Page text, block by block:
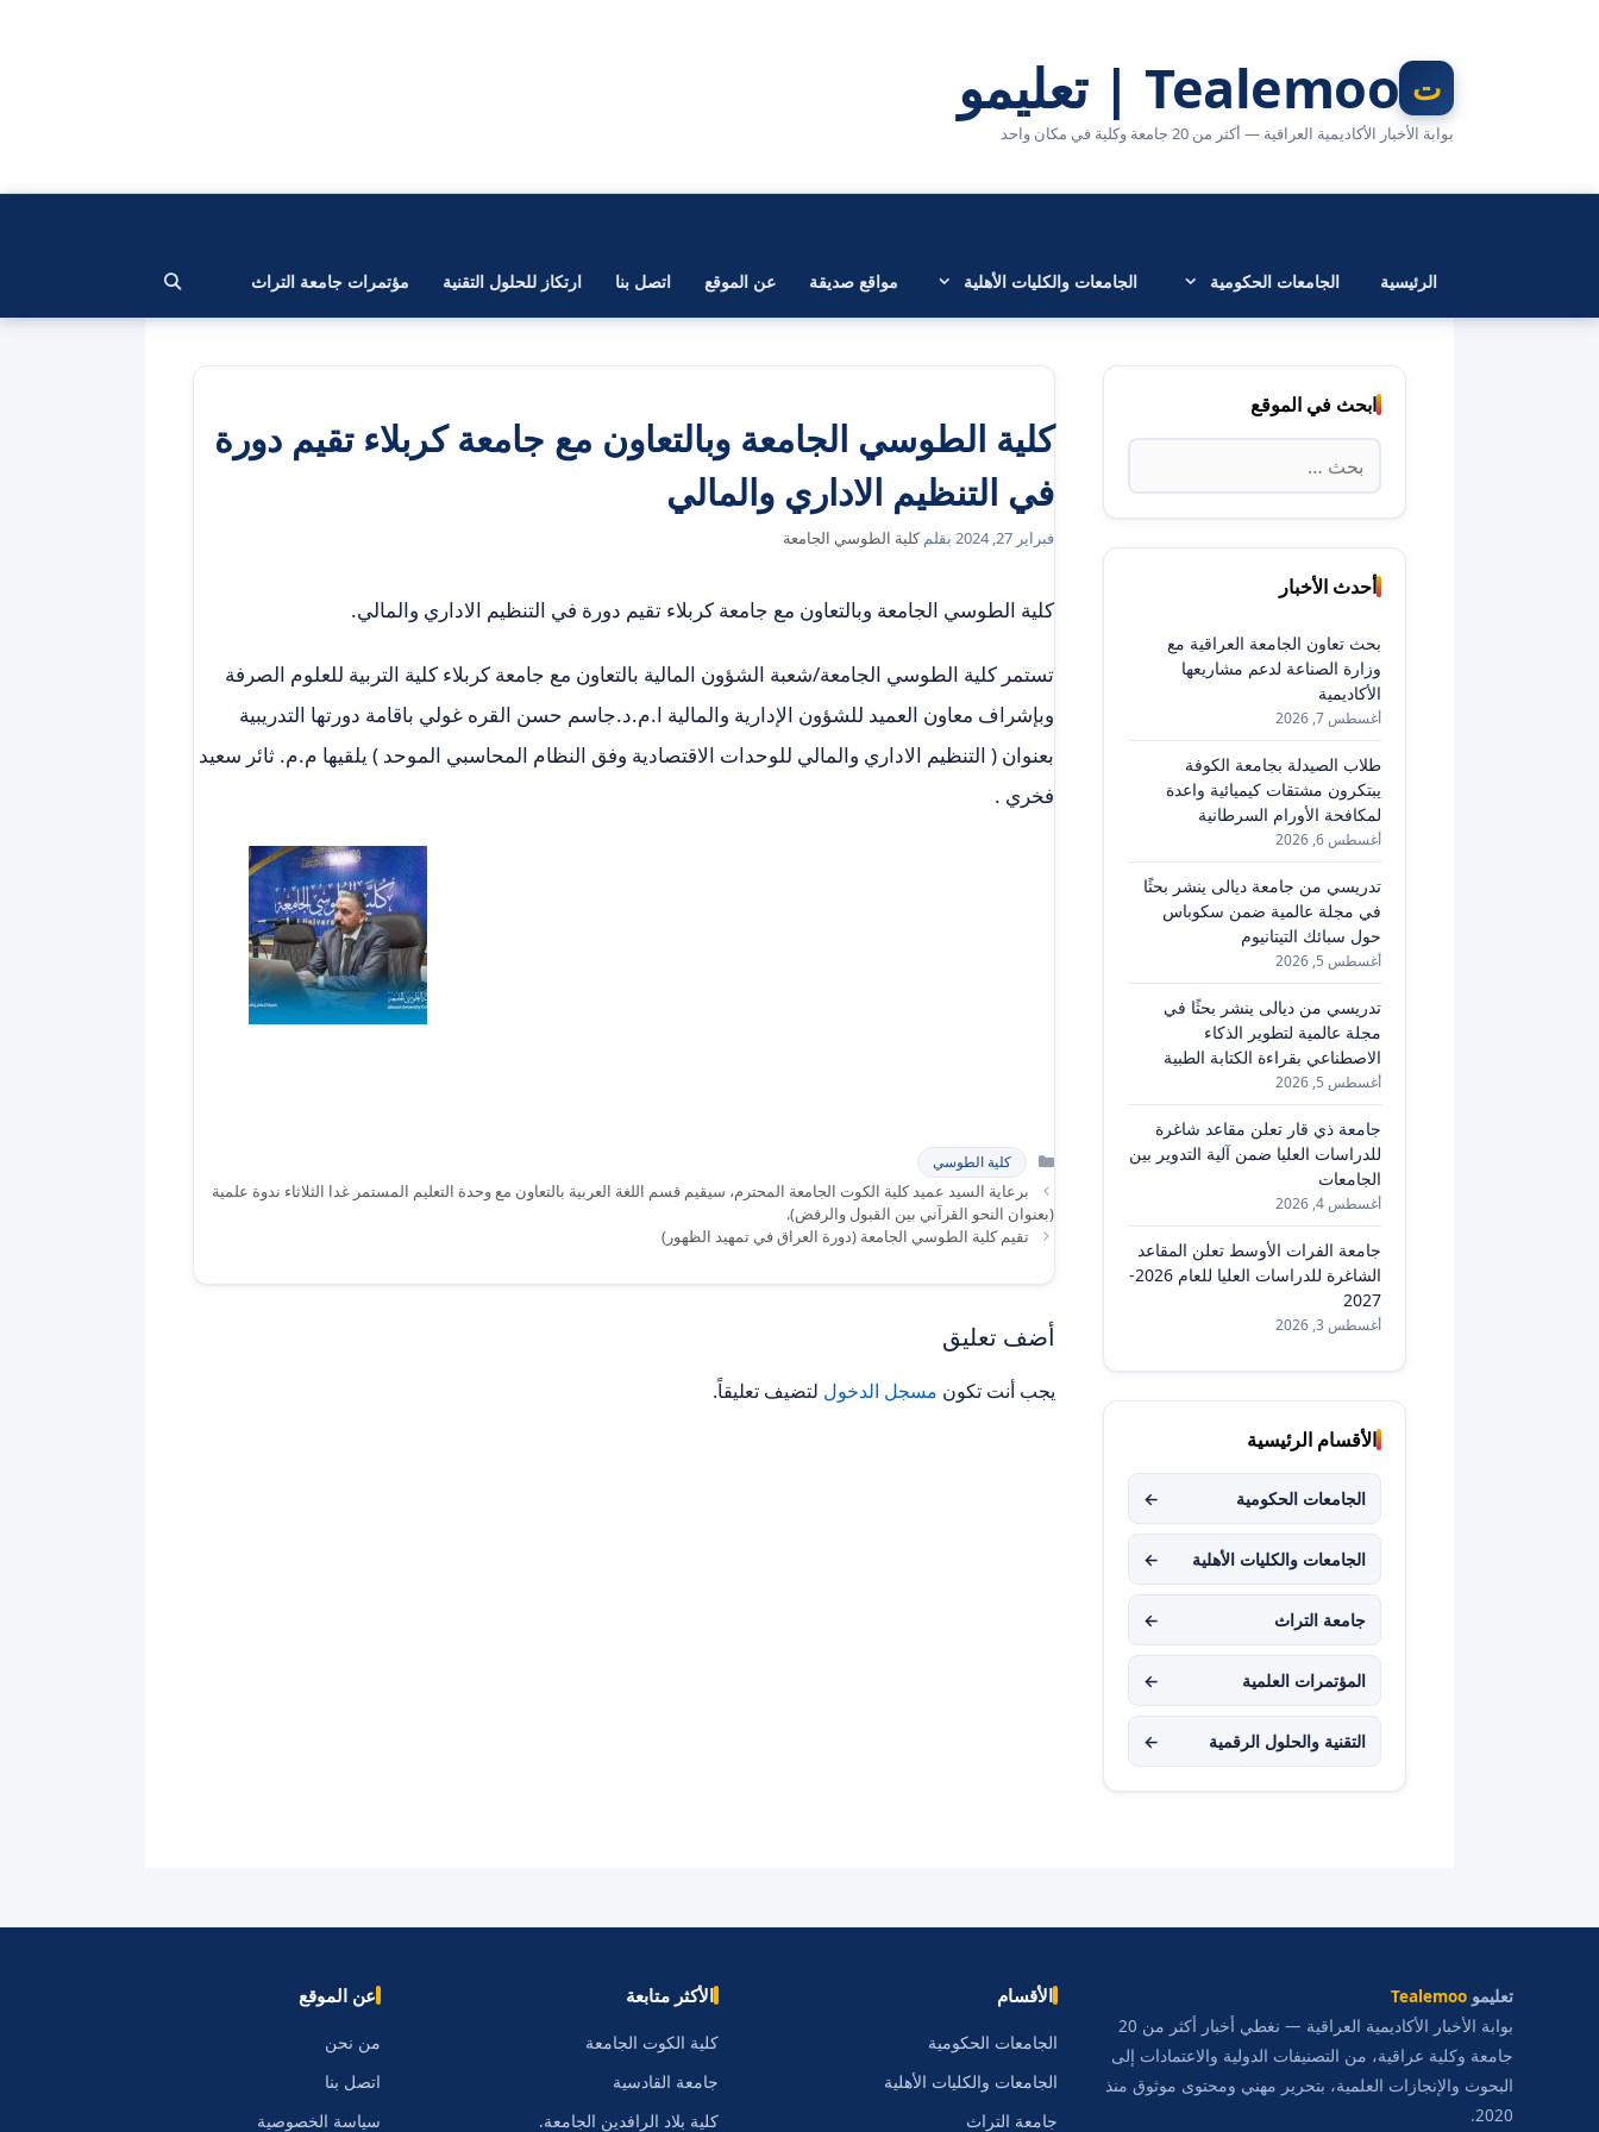
Tealemoo | تعليمو
بوابة الأخبار الأكاديمية العراقية — أكثر من 20 جامعة وكلية في مكان واحد
الرئيسية الجامعات الحكومية الجامعات والكليات الأهلية مواقع صديقة عن الموقع اتصل بنا ارتكاز للحلول التقنية مؤتمرات جامعة التراث
كلية الطوسي الجامعة وبالتعاون مع جامعة كربلاء تقيم دورة
في التنظيم الاداري والمالي
فبراير 27, 2024 بقلمكلية الطوسي الجامعة
كلية الطوسي الجامعة وبالتعاون مع جامعة كربلاء تقيم دورة في التنظيم الاداري والمالي.
تستمر كلية الطوسي الجامعة/شعبة الشؤون المالية بالتعاون مع جامعة كربلاء كلية التربية للعلوم الصرفة
وبإشراف معاون العميد للشؤون الإدارية والمالية ا.م.د.جاسم حسن القره غولي باقامة دورتها التدريبية
بعنوان ( التنظيم الاداري والمالي للوحدات الاقتصادية وفق النظام المحاسبي الموحد ) يلقيها م.م. ثائر سعيد
فخري .
التصنيفات
كلية الطوسي
برعاية السيد عميد كلية الكوت الجامعة المحترم، سيقيم قسم اللغة العربية بالتعاون مع وحدة التعليم المستمر غدا الثلاثاء ندوة علمية
(بعنوان النحو القرآني بين القبول والرفض).
تقيم كلية الطوسي الجامعة (دورة العراق في تمهيد الظهور)
أضف تعليق
يجب أنت تكون مسجل الدخول لتضيف تعليقاً.
ابحث في الموقع
البحث
عن:
أحدث الأخبار
بحث تعاون الجامعة العراقية مع
وزارة الصناعة لدعم مشاريعها
الأكاديمية
أغسطس 7, 2026
طلاب الصيدلة بجامعة الكوفة
يبتكرون مشتقات كيميائية واعدة
لمكافحة الأورام السرطانية
أغسطس 6, 2026
تدريسي من جامعة ديالى ينشر بحثًا
في مجلة عالمية ضمن سكوباس
حول سبائك التيتانيوم
أغسطس 5, 2026
تدريسي من ديالى ينشر بحثًا في
مجلة عالمية لتطوير الذكاء
الاصطناعي بقراءة الكتابة الطبية
أغسطس 5, 2026
جامعة ذي قار تعلن مقاعد شاغرة
للدراسات العليا ضمن آلية التدوير بين
الجامعات
أغسطس 4, 2026
جامعة الفرات الأوسط تعلن المقاعد
الشاغرة للدراسات العليا للعام 2026-
2027
أغسطس 3, 2026
الأقسام الرئيسية
الجامعات الحكومية ←
الجامعات والكليات الأهلية ←
جامعة التراث ←
المؤتمرات العلمية ←
التقنية والحلول الرقمية ←
تعليمو Tealemoo
بوابة الأخبار الأكاديمية العراقية — نغطي أخبار أكثر من 20
جامعة وكلية عراقية، من التصنيفات الدولية والاعتمادات إلى
البحوث والإنجازات العلمية، بتحرير مهني ومحتوى موثوق منذ
2020.
الأقسام
الجامعات الحكومية
الجامعات والكليات الأهلية
جامعة التراث
الأكثر متابعة
كلية الكوت الجامعة
جامعة القادسية
كلية بلاد الرافدين الجامعة.
عن الموقع
من نحن
اتصل بنا
سياسة الخصوصية